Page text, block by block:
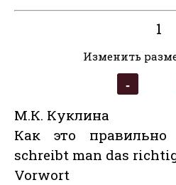
1
Изменить
М.К. Куклина
Как это
schreibt man das
Vorwort